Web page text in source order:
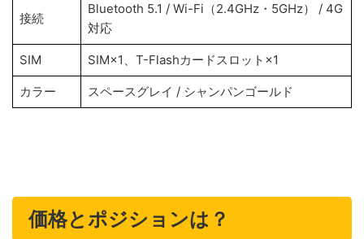
接続
Bluetooth 5.1 / Wi-Fi（2.4GHz・5GHz） / 4G
対応
SIM SIM×1、T-Flashカードスロット×1
カラー スペースグレイ / シャンパンゴールド
価格とポジションは？